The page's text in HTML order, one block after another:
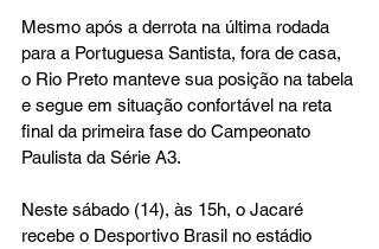
Mesmo após a derrota na última rodada
para a Portuguesa Santista, fora de casa,
o Rio Preto manteve sua posição na tabela
e segue em situação confortável na reta
final da primeira fase do Campeonato
Paulista da Série A3.
Neste sábado (14), às 15h, o Jacaré
recebe o Desportivo Brasil no estádio